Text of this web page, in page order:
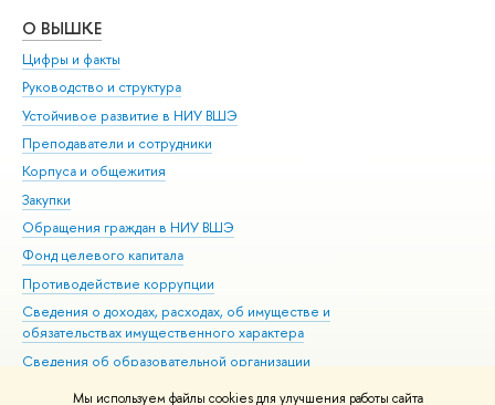
Мы используем файлы cookies для улучшения работы сайта
О ВЫШКЕ
Цифры и факты
Руководство и структура
Устойчивое развитие в НИУ ВШЭ
Преподаватели и сотрудники
Корпуса и общежития
Закупки
Обращения граждан в НИУ ВШЭ
Фонд целевого капитала
Противодействие коррупции
Сведения о доходах, расходах, об имуществе и
обязательствах имущественного характера
Сведения об образовательной организации
Людям с ограниченными возможностями здоровья